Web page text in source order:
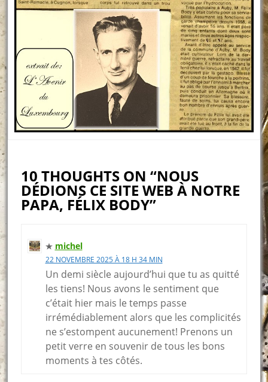
10 THOUGHTS ON “NOUS
DÉDIONS CE SITE WEB À NOTRE
PAPA, FÉLIX BODY”
michel
22 NOVEMBRE 2025 À 18 H 34 MIN
Un demi siècle aujourd’hui que tu as quitté
les tiens! Nous avons le sentiment que
c’était hier mais le temps passe
irrémédiablement alors que les complicités
ne s’estompent aucunement! Prenons un
petit verre en souvenir de tous les bons
moments à tes côtés.